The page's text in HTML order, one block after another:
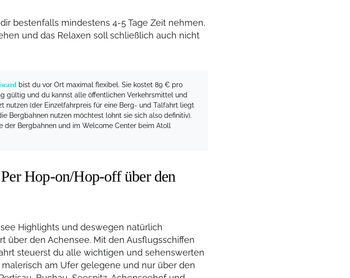
bestenfalls mindestens 4-5 Tage Zeit nehmen,
und das Relaxen soll schließlich auch nicht
bist du vor Ort maximal flexibel. Sie kostet 89 € pro
gültig und du kannst alle öffentlichen Verkehrsmittel und
nutzen (der Einzelfahrpreis für eine Berg- und Talfahrt liegt
Bergbahnen nutzen möchtest lohnt sie sich also definitiv).
der Bergbahnen und im Welcome Center beim Atoll
Hop-on/Hop-off über den
Highlights und deswegen natürlich
über den Achensee. Mit den Ausflugsschiffen
steuerst du alle wichtigen und sehenswerten
malerisch am Ufer gelegene und nur über den